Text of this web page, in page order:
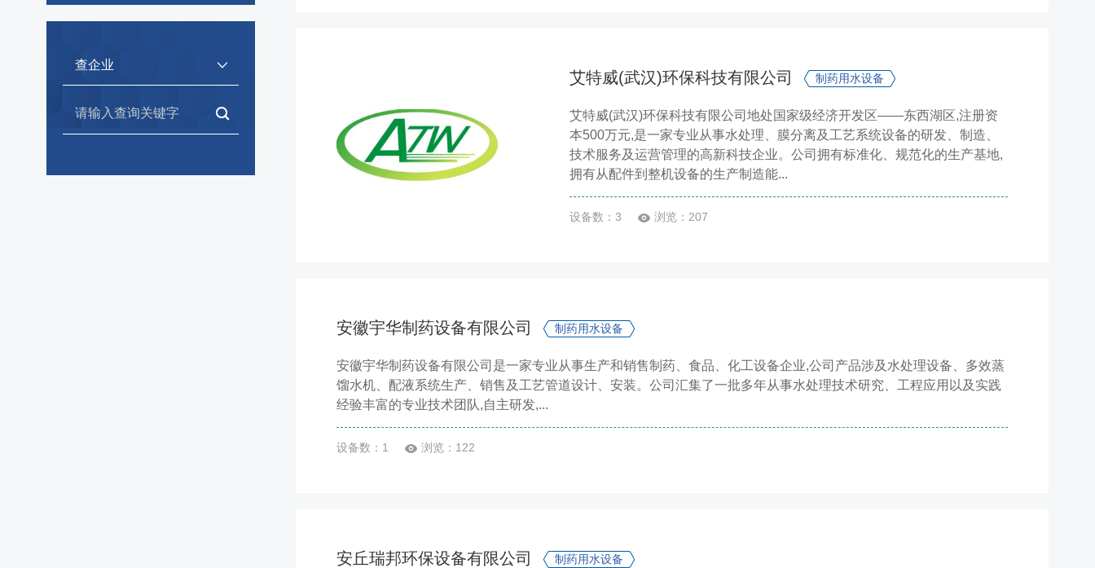
元器件、零部件及其他配
生物制药设备专区
查企业
艾特威(武汉)环保科技有限公司 制药用水设备
艾特威(武汉)环保科技有限公司地处国家级经济开发区——东西湖区,注册资
本500万元,是一家专业从事水处理、膜分离及工艺系统设备的研发、制造、
技术服务及运营管理的高新科技企业。公司拥有标准化、规范化的生产基地,
拥有从配件到整机设备的生产制造能...
设备数：3 浏览：207
安徽宇华制药设备有限公司 制药用水设备
安徽宇华制药设备有限公司是一家专业从事生产和销售制药、食品、化工设备企业,公司产品涉及水处理设备、多效蒸
馏水机、配液系统生产、销售及工艺管道设计、安装。公司汇集了一批多年从事水处理技术研究、工程应用以及实践
经验丰富的专业技术团队,自主研发,...
设备数：1 浏览：122
安丘瑞邦环保设备有限公司 制药用水设备